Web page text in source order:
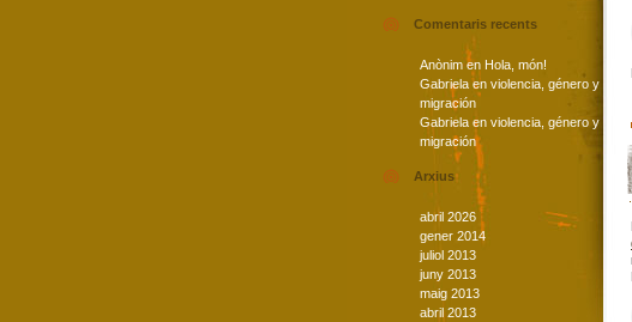
Comentaris recents
Anònim en Hola, món!
Gabrielaen violencia, género y
migración
Gabriela en violencia, género y
migración
Arxius
abril 2026
gener 2014
juliol 2013
juny 2013
maig 2013
abril 2013